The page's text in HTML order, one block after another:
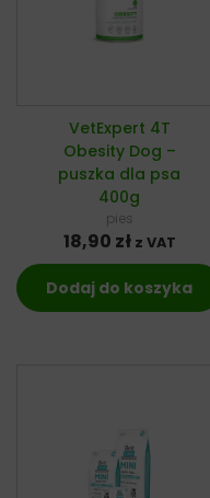
VetExpert 4T
Obesity Dog –
puszka dla psa
400g
pies
18,90 zł z VAT
Dodaj do koszyka